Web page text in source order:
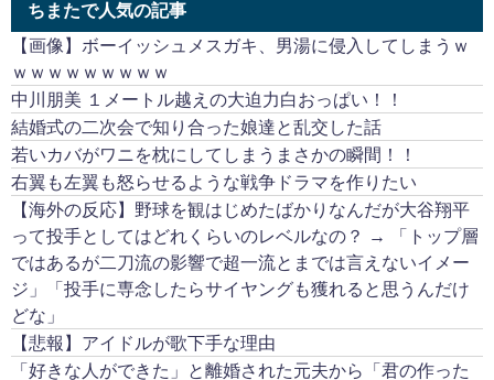
ちまたで人気の記事
【画像】ボーイッシュメスガキ、男湯に侵入してしまうｗ
ｗｗｗｗｗｗｗｗｗ
中川朋美 １メートル越えの大迫力白おっぱい！！
結婚式の二次会で知り合った娘達と乱交した話
若いカバがワニを枕にしてしまうまさかの瞬間！！
右翼も左翼も怒らせるような戦争ドラマを作りたい
【海外の反応】野球を観はじめたばかりなんだが大谷翔平
って投手としてはどれくらいのレベルなの？ → 「トップ層
ではあるが二刀流の影響で超一流とまでは言えないイメー
ジ」「投手に専念したらサイヤングも獲れると思うんだけ
どな」
【悲報】アイドルが歌下手な理由
「好きな人ができた」と離婚された元夫から「君の作った